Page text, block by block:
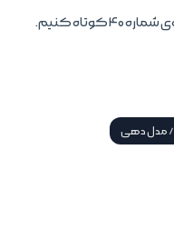
کنیم.
/ مدل دهی